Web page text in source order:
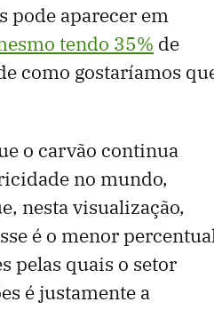
pode aparecer em
tendo 35% de
como gostaríamos
o carvão continua
no mundo,
nesta visualização,
é o menor
pelas quais o setor
é justamente a